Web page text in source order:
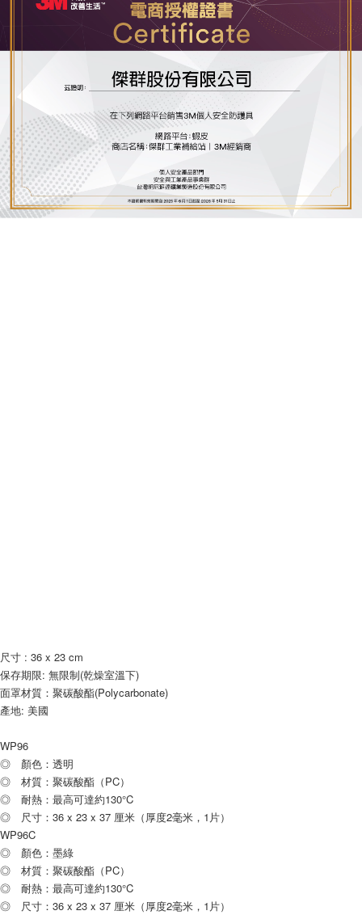
尺寸 : 36 x 23 cm
保存期限: 無限制(乾燥室溫下)
面罩材質：聚碳酸酯(Polycarbonate)
產地: 美國
WP96
◎ 顏色：透明
◎ 材質：聚碳酸酯（PC）
◎ 耐熱：最高可達約130°C
◎ 尺寸：36 x 23 x 37 厘米（厚度2毫米，1片）
WP96C
◎ 顏色：墨綠
◎ 材質：聚碳酸酯（PC）
◎ 耐熱：最高可達約130°C
◎ 尺寸：36 x 23 x 37 厘米（厚度2毫米，1片）